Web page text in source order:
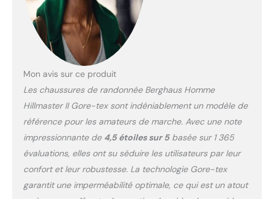
mesure La semelle
extérieure Vibram(R)
Hillmaster (R) vous
donnera confiance à
Mon avis sur ce produit
Les chaussures de randonnée Berghaus Homme
Hillmaster II Gore-tex sont indéniablement un modèle de
référence pour les amateurs de marche. Avec une note
impressionnante de 4,5 étoiles sur 5basée sur 1 365
évaluations, elles ont su séduire les utilisateurs par leur
confort et leur robustesse. La technologie Gore-tex
garantit une imperméabilité optimale, ce qui est un atout